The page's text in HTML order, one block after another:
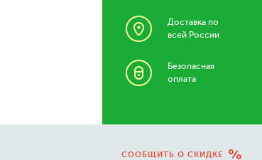
Доставка по
всей России
Безопасная
оплата
СООБЩИТЬ О СКИДКЕ